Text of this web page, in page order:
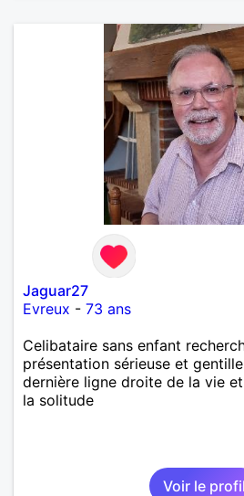
Jaguar27
Evreux - 73 ans
Celibataire sans enfant
présentation sérieuse et
dernière ligne droite de la vie
la solitude
Voir le profil